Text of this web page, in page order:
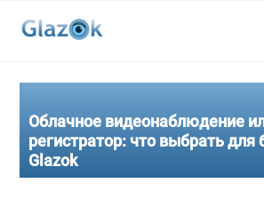
Подключение
Тарифы
Видеоаналитика
Облачное видеонаблюдение
регистратор: что выбрать для
Glazok